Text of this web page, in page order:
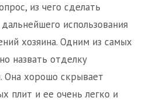
из чего сделать
использования
хозяина. Одним из самых
назвать отделку
Она хорошо скрывает
плит и ее очень легко и